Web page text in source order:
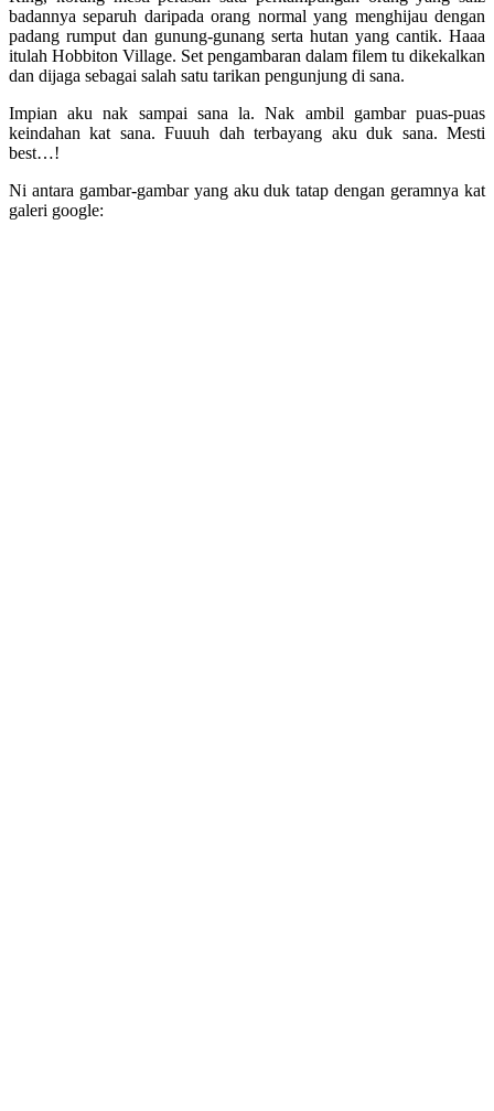
badannya separuh daripada orang normal yang menghijau dengan
padang rumput dan gunung-gunang serta hutan yang cantik. Haaa
itulah Hobbiton Village. Set pengambaran dalam filem tu dikekalkan
dan dijaga sebagai salah satu tarikan pengunjung di sana.
Impian aku nak sampai sana la. Nak ambil gambar puas-puas
keindahan kat sana. Fuuuh dah terbayang aku duk sana. Mesti
best…!
Ni antara gambar-gambar yang aku duk tatap dengan geramnya kat
galeri google: